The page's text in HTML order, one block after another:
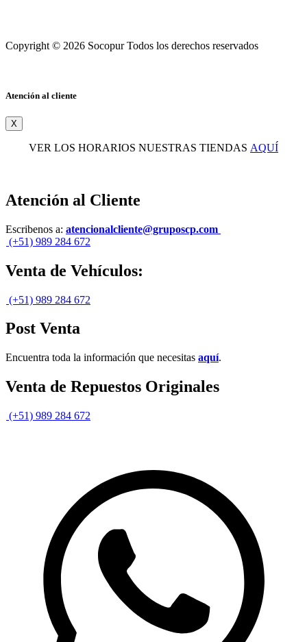
Copyright © 2026 Socopur Todos los derechos reservados
Atención al cliente
X
VER LOS HORARIOS NUESTRAS TIENDAS AQUÍ
Atención al Cliente
Escribenos a: atencionalcliente@gruposcp.com
(+51) 989 284 672
Venta de Vehículos:
(+51) 989 284 672
Post Venta
Encuentra toda la información que necesitas aquí.
Venta de Repuestos Originales
(+51) 989 284 672